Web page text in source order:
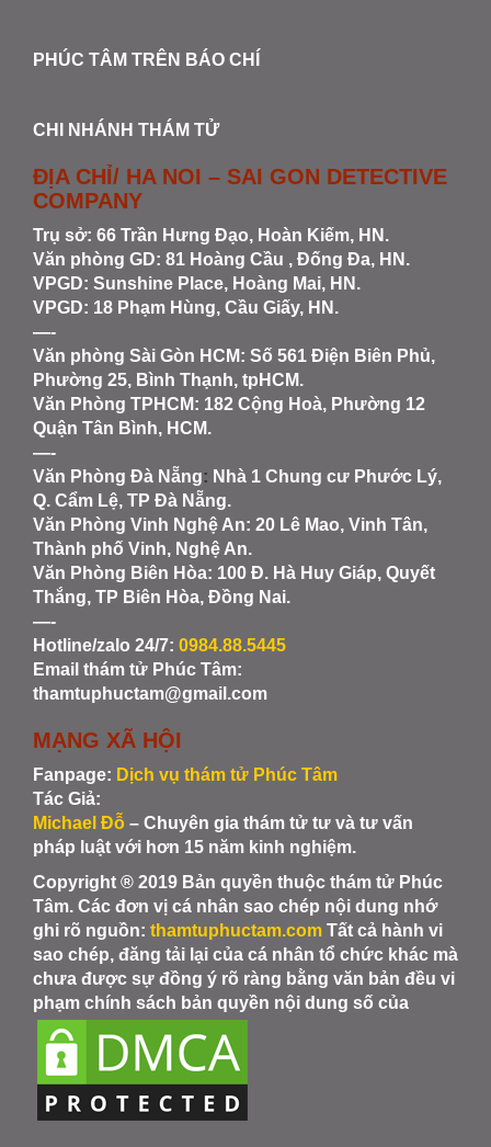
PHÚC TÂM TRÊN BÁO CHÍ
CHI NHÁNH THÁM TỬ
ĐỊA CHỈ/ HA NOI – SAI GON DETECTIVE
COMPANY
Trụ sở: 66 Trần Hưng Đạo, Hoàn Kiếm, HN.
Văn phòng GD: 81 Hoàng Cầu , Đống Đa, HN.
VPGD: Sunshine Place, Hoàng Mai, HN.
VPGD: 18 Phạm Hùng, Cầu Giấy, HN.
—-
Văn phòng Sài Gòn HCM: Số 561 Điện Biên Phủ,
Phường 25, Bình Thạnh, tpHCM.
Văn Phòng TPHCM: 182 Cộng Hoà, Phường 12
Quận Tân Bình, HCM.
—-
Văn Phòng Đà Nẵng: Nhà 1 Chung cư Phước Lý,
Q. Cẩm Lệ, TP Đà Nẵng.
Văn Phòng Vinh Nghệ An: 20 Lê Mao, Vinh Tân,
Thành phố Vinh, Nghệ An.
Văn Phòng Biên Hòa: 100 Đ. Hà Huy Giáp, Quyết
Thắng, TP Biên Hòa, Đồng Nai.
—-
Hotline/zalo 24/7: 0984.88.5445
Email thám tử Phúc Tâm:
thamtuphuctam@gmail.com
MẠNG XÃ HỘI
Fanpage: Dịch vụ thám tử Phúc Tâm
Tác Giả:
Michael Đỗ – Chuyên gia thám tử tư và tư vấn
pháp luật với hơn 15 năm kinh nghiệm.
Copyright ® 2019 Bản quyền thuộc thám tử Phúc
Tâm. Các đơn vị cá nhân sao chép nội dung nhớ
ghi rõ nguồn: thamtuphuctam.com Tất cả hành vi
sao chép, đăng tải lại của cá nhân tổ chức khác mà
chưa được sự đồng ý rõ ràng bằng văn bản đều vi
phạm chính sách bản quyền nội dung số của